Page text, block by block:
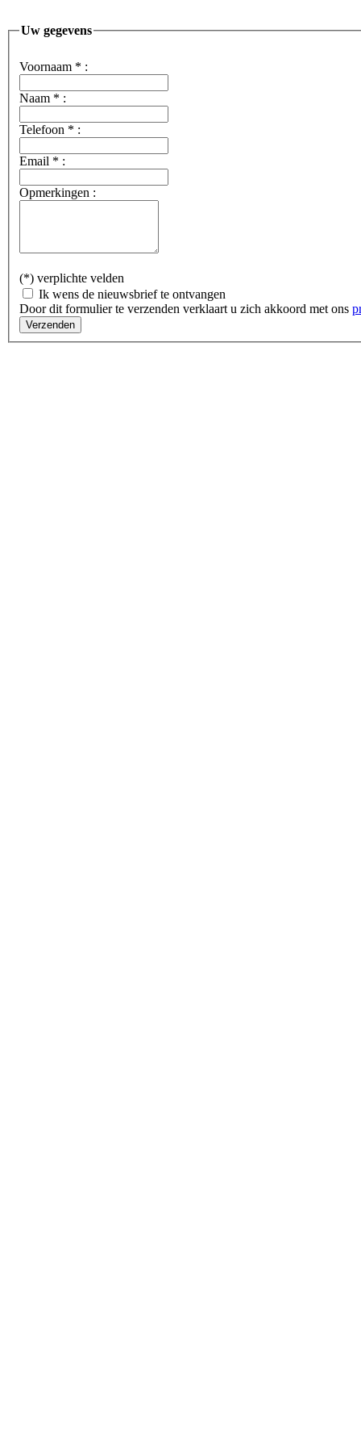
Uw gegevens
Voornaam * :
Naam * :
Telefoon * :
Email * :
Opmerkingen :
(*) verplichte velden
Ik wens de nieuwsbrief te ontvangen
Door dit formulier te verzenden verklaart u zich akkoord met ons
Verzenden